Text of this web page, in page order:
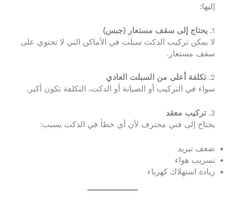
إليها:
1. يحتاج إلى سقف مستعار (جبس)
لا يمكن تركيب الدكت سبلت في الأماكن التي لا تحتوي على
سقف مستعار.
2. تكلفة أعلى من السبلت العادي
سواء في التركيب أو الصيانة أو الدكت، التكلفة تكون أكبر.
3. تركيب معقد
يحتاج إلى فني محترف لأن أي خطأ في الدكت يسبب:
ضعف تبريد
تسريب هواء
زيادة استهلاك كهرباء